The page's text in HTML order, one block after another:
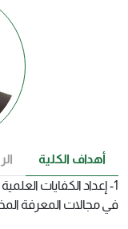
أهداف الكلية
1- إعداد الكفايات
في مجالات المعرفة